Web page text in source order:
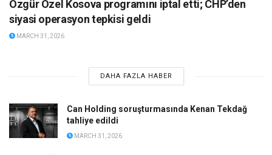
Özgür Özel Kosova programını iptal etti; CHP’den
siyasi operasyon tepkisi geldi
MARCH 31, 2026
DAHA FAZLA HABER
Can Holding soruşturmasında Kenan Tekdağ
tahliye edildi
MARCH 31, 2026